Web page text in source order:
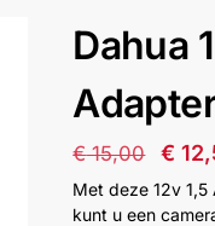
Dahua
€15,00 €
Met deze 12v
kunt u een